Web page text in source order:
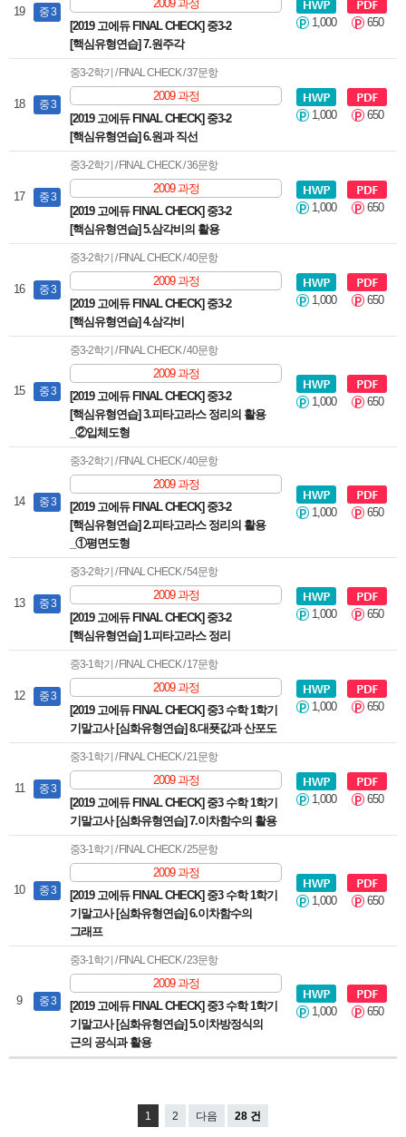
19 중 3
2009 과정
[2019 고에듀 FINAL CHECK] 중3-2
[핵심유형연습] 7.원주각
1,000 650
18 중 3
중3-2학기 / FINAL CHECK / 37문항
2009 과정
[2019 고에듀 FINAL CHECK] 중3-2
[핵심유형연습] 6.원과 직선
1,000 650
17 중 3
중3-2학기 / FINAL CHECK / 36문항
2009 과정
[2019 고에듀 FINAL CHECK] 중3-2
[핵심유형연습] 5.삼각비의 활용
1,000 650
16 중 3
중3-2학기 / FINAL CHECK / 40문항
2009 과정
[2019 고에듀 FINAL CHECK] 중3-2
[핵심유형연습] 4.삼각비
1,000 650
15 중 3
중3-2학기 / FINAL CHECK / 40문항
2009 과정
[2019 고에듀 FINAL CHECK] 중3-2
[핵심유형연습] 3.피타고라스 정리의 활용
_②입체도형
1,000 650
14 중 3
중3-2학기 / FINAL CHECK / 40문항
2009 과정
[2019 고에듀 FINAL CHECK] 중3-2
[핵심유형연습] 2.피타고라스 정리의 활용
_①평면도형
1,000 650
13 중 3
중3-2학기 / FINAL CHECK / 54문항
2009 과정
[2019 고에듀 FINAL CHECK] 중3-2
[핵심유형연습] 1.피타고라스 정리
1,000 650
12 중 3
중3-1학기 / FINAL CHECK / 17문항
2009 과정
[2019 고에듀 FINAL CHECK] 중3 수학 1학기
기말고사 [심화유형연습] 8.대푯값과 산포도
1,000 650
11 중 3
중3-1학기 / FINAL CHECK / 21문항
2009 과정
[2019 고에듀 FINAL CHECK] 중3 수학 1학기
기말고사 [심화유형연습] 7.이차함수의 활용
1,000 650
10 중 3
중3-1학기 / FINAL CHECK / 25문항
2009 과정
[2019 고에듀 FINAL CHECK] 중3 수학 1학기
기말고사 [심화유형연습] 6.이차함수의
그래프
1,000 650
9 중 3
중3-1학기 / FINAL CHECK / 23문항
2009 과정
[2019 고에듀 FINAL CHECK] 중3 수학 1학기
기말고사 [심화유형연습] 5.이차방정식의
근의 공식과 활용
1,000 650
1 2 다음 28 건